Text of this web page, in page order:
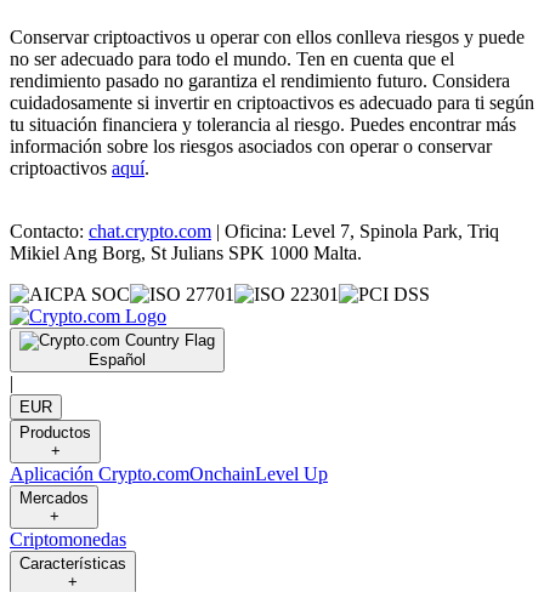
Conservar criptoactivos u operar con ellos conlleva riesgos y puede
no ser adecuado para todo el mundo. Ten en cuenta que el
rendimiento pasado no garantiza el rendimiento futuro. Considera
cuidadosamente si invertir en criptoactivos es adecuado para ti según
tu situación financiera y tolerancia al riesgo. Puedes encontrar más
información sobre los riesgos asociados con operar o conservar
criptoactivos aquí.
Contacto: chat.crypto.com | Oficina: Level 7, Spinola Park, Triq
Mikiel Ang Borg, St Julians SPK 1000 Malta.
Español
|
EUR
Productos
+
Aplicación Crypto.comOnchainLevel Up
Mercados
+
Criptomonedas
Características
+